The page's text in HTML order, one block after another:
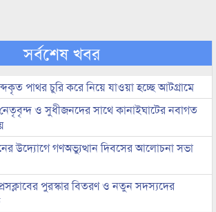
সর্বশেষ খবর
পাথর চুরি করে নিয়ে যাওয়া হচ্ছে আটগ্রামে
ও সুধীজনদের সাথে কানাইঘাটের নবাগত
উদ্যোগে গণঅভ্যুত্থান দিবসের আলোচনা সভা
পুরস্কার বিতরণ ও নতুন সদস্যদের